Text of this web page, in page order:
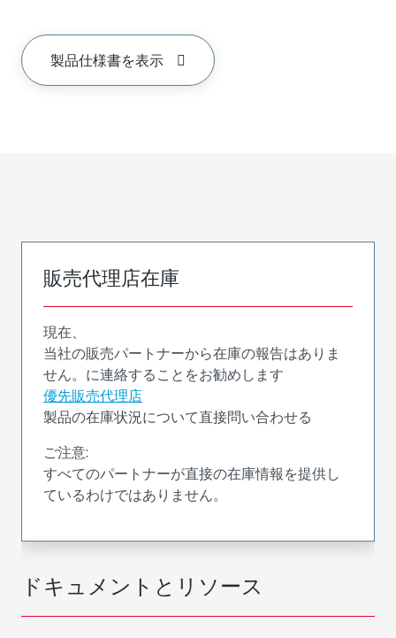
製品仕様書を表示
ドキュメントとリソース
販売代理店在庫
現在、
当社の販売パートナーから在庫の報告はありま
せん。に連絡することをお勧めします
優先販売代理店
製品の在庫状況について直接問い合わせる
ご注意:
すべてのパートナーが直接の在庫情報を提供し
ているわけではありません。